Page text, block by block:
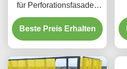
für Perforationsfasaden
aus Aluminium und
Bildschirmplatten
Beste Preis Erhalten